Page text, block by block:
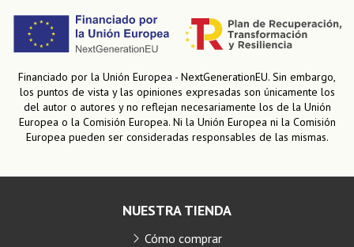
Financiado por la Unión Europea - NextGenerationEU. Sin embargo,
los puntos de vista y las opiniones expresadas son únicamente los
del autor o autores y no reflejan necesariamente los de la Unión
Europea o la Comisión Europea. Ni la Unión Europea ni la Comisión
Europea pueden ser consideradas responsables de las mismas.
NUESTRA TIENDA
Cómo comprar